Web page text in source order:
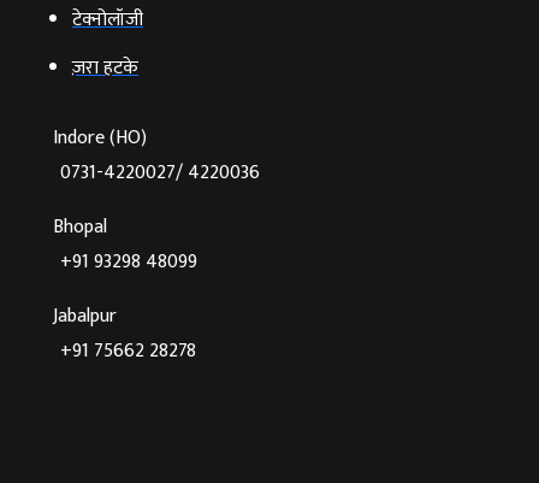
टेक्‍नोलॉजी
ज़रा हटके
Indore (HO)
0731-4220027/ 4220036
Bhopal
+91 93298 48099
Jabalpur
+91 75662 28278